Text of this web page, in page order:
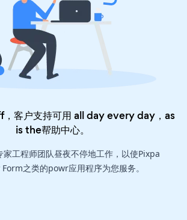
客户支持可用 all day every day，as
is the帮助中心。
家工程师团队昼夜不停地工作，以使Pixpa
之类的powr应用程序为您服务。